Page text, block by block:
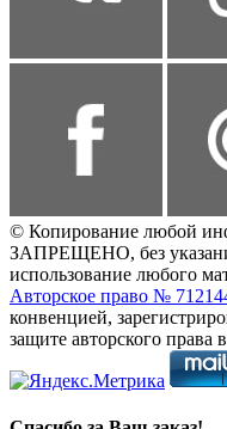
© Копирование любой
ЗАПРЕЩЕНО, без
использование любого
Авторское право №
конвенцией,
защите авторского